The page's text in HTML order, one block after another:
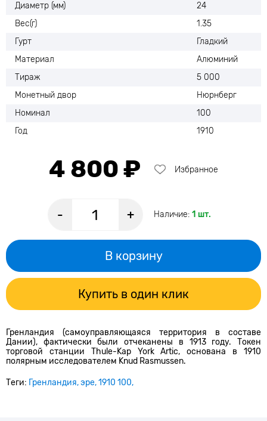
Диаметр (мм)
24
Вес(г)
1.35
Гурт
Гладкий
Материал
Алюминий
Тираж
5 000
Монетный двор
Нюрнберг
Номинал
100
Год
1910
4 800 ₽ Избранное
- + Наличие: 1 шт.
В корзину
Купить в один клик
Гренландия (самоуправляющаяся территория в составе
Дании), фактически были отчеканены в 1913 году. Токен
торговой станции Thule-Kap York Artic, основана в 1910
полярным исследователем Knud Rasmussen.
Теги: Гренландия эре 1910 100